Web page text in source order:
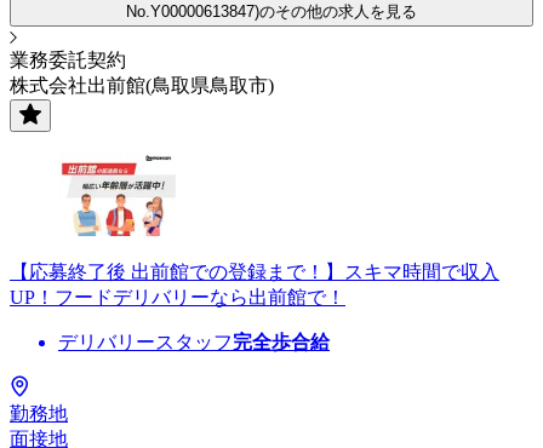
No.Y00000613847)のその他の求人を見る
業務委託契約
株式会社出前館(鳥取県鳥取市)
【応募終了後 出前館での登録まで！】スキマ時間で収入
UP！フードデリバリーなら出前館で！
デリバリースタッフ完全歩合給
勤務地
面接地